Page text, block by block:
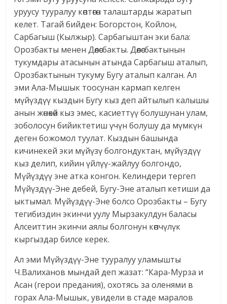
уруусу тууралуу көптөгөн талаштарды жаратып
келет. Тагай бийден: Богорстон, Койлон,
Сарбагыш (Кылжыр). Сарбагыштан эки бала:
Орозбакты менен Дөөлөсбакты. Дөөлөсбактынын
тукумдары атасынын атында Сарбагыш аталып,
Орозбактынын тукуму Бугу аталып калган. Ал
эми Ала-Мышык тоосунан кармап келген
мүйүздүү кыздын Бугу кыз деп айтылып калышы
анын жөнөкөй кыз эмес, касиеттүү болушунан улам,
зоболосун бийиктетиш үчүн болушу да мүмкүн
деген божомол туулат. Кыздын башында
кичинекей эки мүйүзү болгондуктан, мүйүздүү
кыз делип, кийин үйлүү-жайлуу болгондо,
Мүйүздүү эне атка конгон. Келиндери тергеп
Мүйүздүү-Эне дебей, Бугу-Эне аталып кетиши да
ыктымал. Мүйүздүү-Эне болсо Орозбакты – Бугу
тегибиздин экинчи уулу Мырзакулдун баласы
Алсеиттин экинчи аялы болгонун көпчүлүк
кыргыздар билсе керек.
Ал эми Мүйүздүү-Эне тууралуу уламышты
Ч.Валиханов мындай деп жазат: “Кара-Мурза и
Асан (герои предания), охотясь за оленями в
горах Ала-Мышык, увидели в стаде маралов